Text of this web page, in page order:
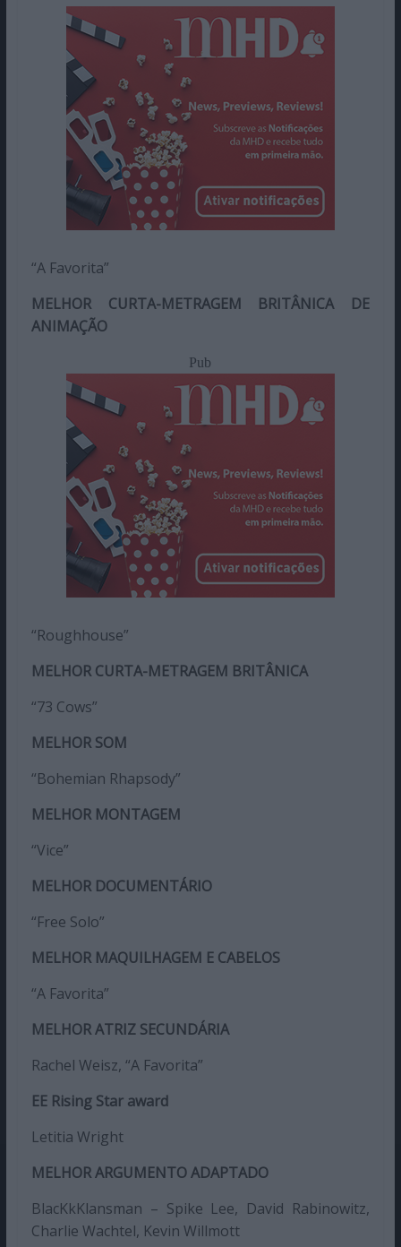
“A Favorita”
MELHOR CURTA-METRAGEM BRITÂNICA DE
ANIMAÇÃO
Pub
“Roughhouse”
MELHOR CURTA-METRAGEM BRITÂNICA
“73 Cows”
MELHOR SOM
“Bohemian Rhapsody”
MELHOR MONTAGEM
“Vice”
MELHOR DOCUMENTÁRIO
“Free Solo”
MELHOR MAQUILHAGEM E CABELOS
“A Favorita”
MELHOR ATRIZ SECUNDÁRIA
Rachel Weisz, “A Favorita”
EE Rising Star award
Letitia Wright
MELHOR ARGUMENTO ADAPTADO
BlacKkKlansman – Spike Lee, David Rabinowitz,
Charlie Wachtel, Kevin Willmott